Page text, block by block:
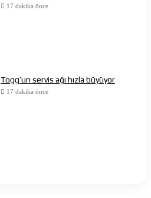
17 dakika önce
Togg’un servis ağı hızla büyüyor
17 dakika önce